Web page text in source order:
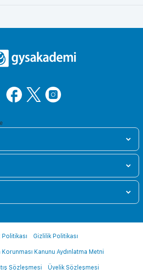
Politikası Gizlilik Politikası
Kanunu Aydınlatma Metni
Sözleşmesi Üyelik Sözleşmesi